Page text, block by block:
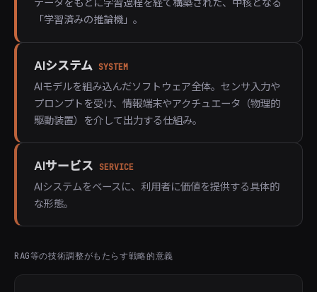
データをもとに学習過程を経て構築された、中核となる
「学習済みの推論機」。
AIシステム SYSTEM
AIモデルを組み込んだソフトウェア全体。センサ入力や
プロンプトを受け、情報端末やアクチュエータ（物理的
駆動装置）を介して出力する仕組み。
AIサービス SERVICE
AIシステムをベースに、利用者に価値を提供する具体的
な形態。
RAG等の技術調整がもたらす戦略的意義